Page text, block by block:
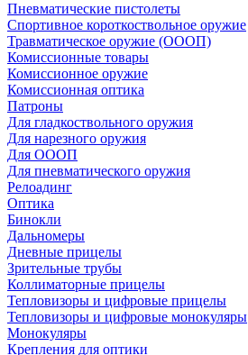
Пневматические пистолеты
Спортивное короткоствольное оружие
Травматическое оружие (ОООП)
Комиссионные товары
Комиссионное оружие
Комиссионная оптика
Патроны
Для гладкоствольного оружия
Для нарезного оружия
Для ОООП
Для пневматического оружия
Релоадинг
Оптика
Бинокли
Дальномеры
Дневные прицелы
Зрительные трубы
Коллиматорные прицелы
Тепловизоры и цифровые прицелы
Тепловизоры и цифровые монокуляры
Монокуляры
Крепления для оптики